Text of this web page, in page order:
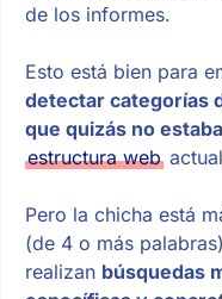
de los informes.
Esto está bien para
detectar categorías
que quizás no
estructura web
Pero la chicha está
(de 4 o más
realizan búsquedas